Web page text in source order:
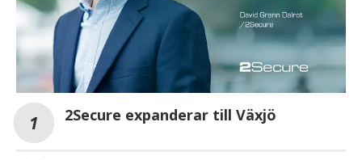
2Secure expanderar till Växjö